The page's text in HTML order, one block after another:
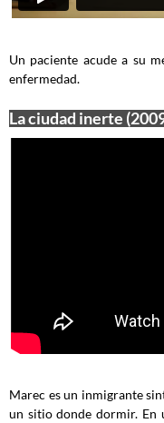
Un paciente acude a su
enfermedad.
La ciudad inerte
Marec es un inmigrante
un sitio donde dormir. En